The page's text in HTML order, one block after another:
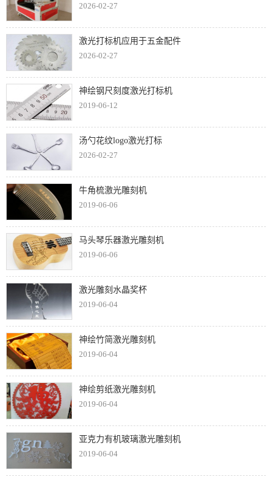
2026-02-27
激光打标机应用于五金配件
2026-02-27
神绘钢尺刻度激光打标机
2019-06-12
汤勺花纹logo激光打标
2026-02-27
牛角梳激光雕刻机
2019-06-06
马头琴乐器激光雕刻机
2019-06-06
激光雕刻水晶奖杯
2019-06-04
神绘竹简激光雕刻机
2019-06-04
神绘剪纸激光雕刻机
2019-06-04
亚克力有机玻璃激光雕刻机
2019-06-04